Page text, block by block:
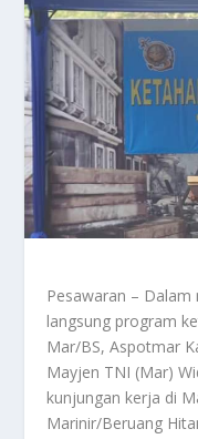
Pesawaran –
langsung program
Mar/BS, Aspotmar
Mayjen TNI (Mar)
kunjungan kerja di
Marinir/Beruang